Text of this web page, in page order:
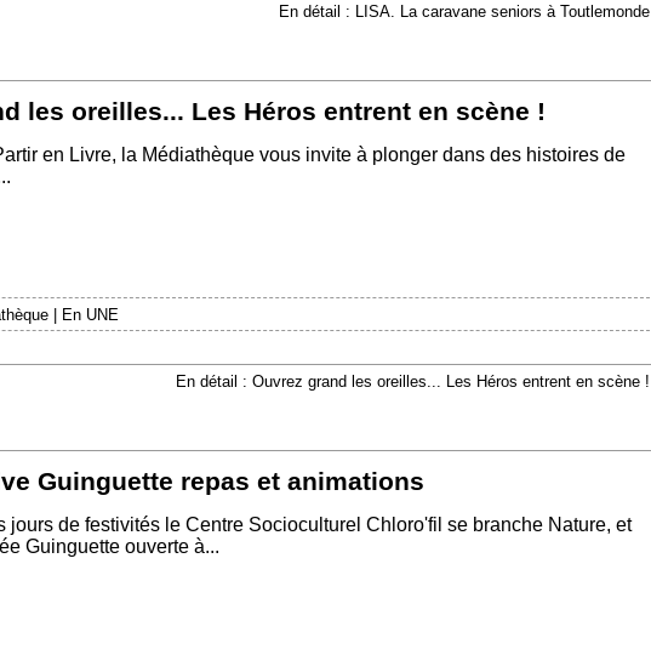
En détail : LISA. La caravane seniors à Toutlemonde
les oreilles... Les Héros entrent en scène !
en Livre, la Médiathèque vous invite à plonger dans des histoires de
En UNE
En détail : Ouvrez grand les oreilles... Les Héros entrent en scène !
Guinguette repas et animations
jours de festivités le Centre Socioculturel Chloro'fil se branche Nature, et
Guinguette ouverte à...